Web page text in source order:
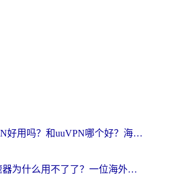
MalusVPN好用吗？和uuVPN哪个好？海外党无缝访问国内资源的真实对比与选择指南
归雁加速器为什么用不了了？一位海外游子的真实困惑与技术解答